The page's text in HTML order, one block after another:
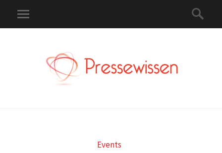
Events